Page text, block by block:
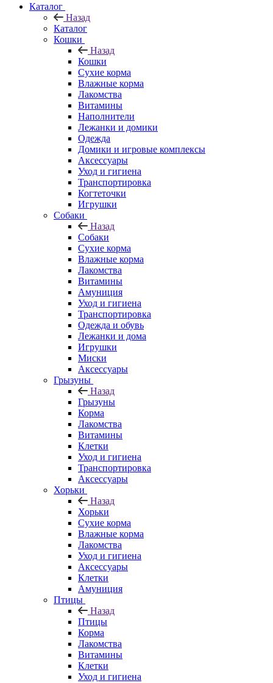
Каталог
Назад
Каталог
Кошки
Назад
Кошки
Сухие корма
Влажные корма
Лакомства
Витамины
Наполнители
Лежанки и домики
Одежда
Домики и игровые комплексы
Аксессуары
Уход и гигиена
Транспортировка
Когтеточки
Игрушки
Собаки
Назад
Собаки
Сухие корма
Влажные корма
Лакомства
Витамины
Амуниция
Уход и гигиена
Транспортировка
Одежда и обувь
Лежанки и дома
Игрушки
Миски
Аксессуары
Грызуны
Назад
Грызуны
Корма
Лакомства
Витамины
Клетки
Уход и гигиена
Транспортировка
Аксессуары
Хорьки
Назад
Хорьки
Сухие корма
Влажные корма
Лакомства
Уход и гигиена
Аксессуары
Клетки
Амуниция
Птицы
Назад
Птицы
Корма
Лакомства
Витамины
Клетки
Уход и гигиена